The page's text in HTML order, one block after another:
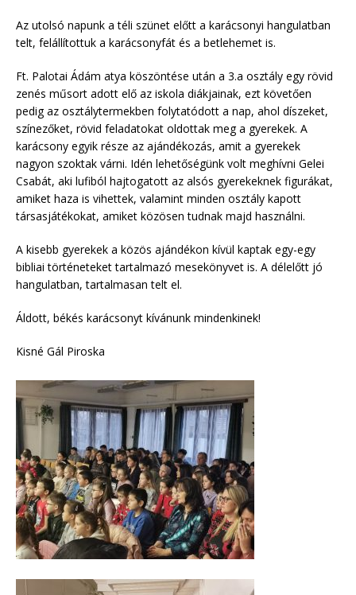
Az utolsó napunk a téli szünet előtt a karácsonyi hangulatban
telt, felállítottuk a karácsonyfát és a betlehemet is.
Ft. Palotai Ádám atya köszöntése után a 3.a osztály egy rövid
zenés műsort adott elő az iskola diákjainak, ezt követően
pedig az osztálytermekben folytatódott a nap, ahol díszeket,
színezőket, rövid feladatokat oldottak meg a gyerekek. A
karácsony egyik része az ajándékozás, amit a gyerekek
nagyon szoktak várni. Idén lehetőségünk volt meghívni Gelei
Csabát, aki lufiból hajtogatott az alsós gyerekeknek figurákat,
amiket haza is vihettek, valamint minden osztály kapott
társasjátékokat, amiket közösen tudnak majd használni.
A kisebb gyerekek a közös ajándékon kívül kaptak egy-egy
bibliai történeteket tartalmazó mesekönyvet is. A délelőtt jó
hangulatban, tartalmasan telt el.
Áldott, békés karácsonyt kívánunk mindenkinek!
Kisné Gál Piroska